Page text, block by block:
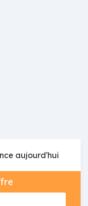
aujourd'hui